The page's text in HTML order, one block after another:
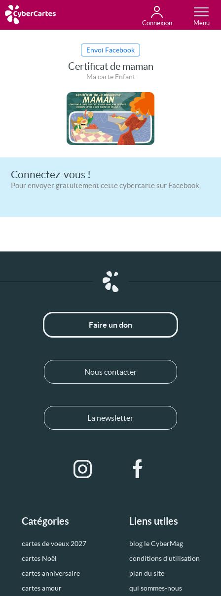
Connexion
Toutes les cartes
Envoi Facebook
Certificat de maman
Ma carte Enfant
Connectez-vous !
Pour envoyer gratuitement cette cybercarte sur Facebook.
Catégories
cartes de voeux 2027
cartes Noël
cartes anniversaire
cartes amour
Liens utiles
blog le CyberMag
conditions d’utilisation
plan du site
qui sommes-nous
Faire un don
Nous contacter
La newsletter